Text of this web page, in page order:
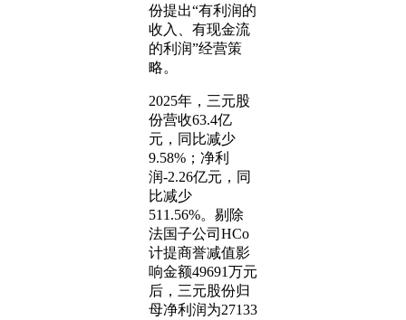
份提出“有利润的
收入、有现金流
的利润”经营策
略。
2025年，三元股
份营收63.4亿
元，同比减少
9.58%；净利
润-2.26亿元，同
比减少
511.56%。剔除
法国子公司HCo
计提商誉减值影
响金额49691万元
后，三元股份归
母净利润为27133